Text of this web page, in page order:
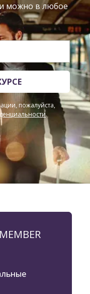
можно в любое
пожалуйста,
.